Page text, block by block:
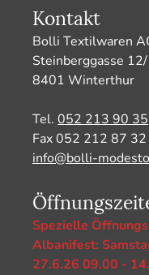
Kontakt
Bolli Textilwaren
Steinberggasse
8401 Winterthur
Tel. 052 213 90 35
Fax 052 212 87 32
info@bolli-
Spezielle
Albanifest:
27.6.26 09.00 -